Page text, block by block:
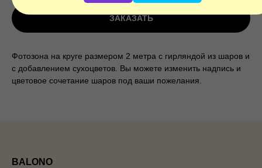
ЗАКАЗАТЬ
Фотозона на круге размером 2 метра с гирляндой из шаров и
с добавлением сухоцветов. Вы можете изменить надпись и
цветовое сочетание шаров под ваши пожелания.
BALONO